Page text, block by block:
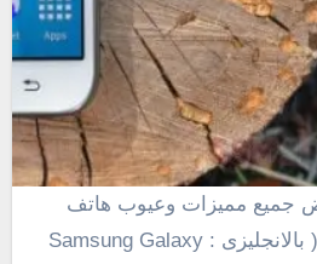
سامسونج جالكسى j7 ( بالانجليزى : Samsung Galaxy